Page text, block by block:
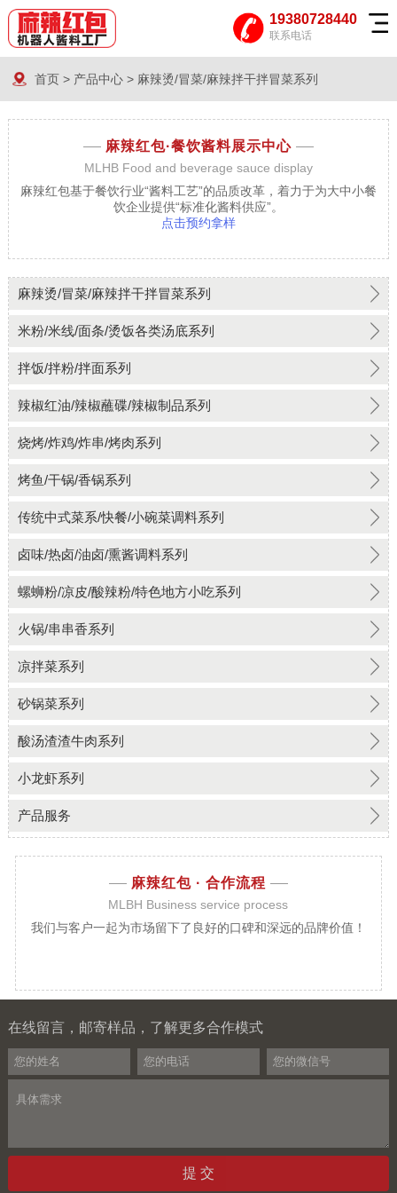
19380728440
联系电话
首页> 产品中心> 麻辣烫/冒菜/麻辣拌干拌冒菜系列
麻辣红包·餐饮酱料展示中心
MLHB Food and beverage sauce display
麻辣红包基于餐饮行业“酱料工艺”的品质改革，着力于为大中小餐
饮企业提供“标准化酱料供应”。
点击预约拿样
麻辣烫/冒菜/麻辣拌干拌冒菜系列
米粉/米线/面条/烫饭各类汤底系列
拌饭/拌粉/拌面系列
辣椒红油/辣椒蘸碟/辣椒制品系列
烧烤/炸鸡/炸串/烤肉系列
烤鱼/干锅/香锅系列
传统中式菜系/快餐/小碗菜调料系列
卤味/热卤/油卤/熏酱调料系列
螺蛳粉/凉皮/酸辣粉/特色地方小吃系列
火锅/串串香系列
凉拌菜系列
砂锅菜系列
酸汤渣渣牛肉系列
小龙虾系列
产品服务
麻辣红包 · 合作流程
MLBH Business service process
我们与客户一起为市场留下了良好的口碑和深远的品牌价值！
在线留言，邮寄样品，了解更多合作模式